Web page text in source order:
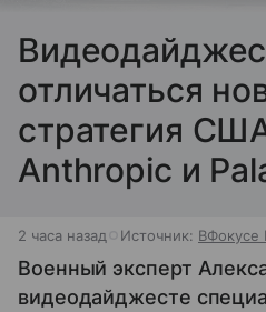
отличаться
стратегия
Anthropic и
2 часа назад Источник: ВФокусе
Военный эксперт
видеодайджесте